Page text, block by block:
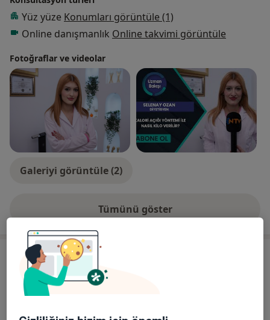
Yüz yüze Konumları görüntüle (1)
Online danışmanlık Online takvimi görüntüle
Fotoğraflar ve videolar
Galeriyi görüntüle (2)
Tümünü gösterdeneyim hakkında
Hizmetler
Başlıca Hizmetler
Diyetisyen Randevusu